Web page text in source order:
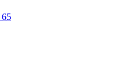
65